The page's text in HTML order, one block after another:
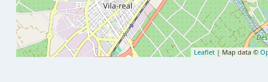
Leaflet| Map data ©